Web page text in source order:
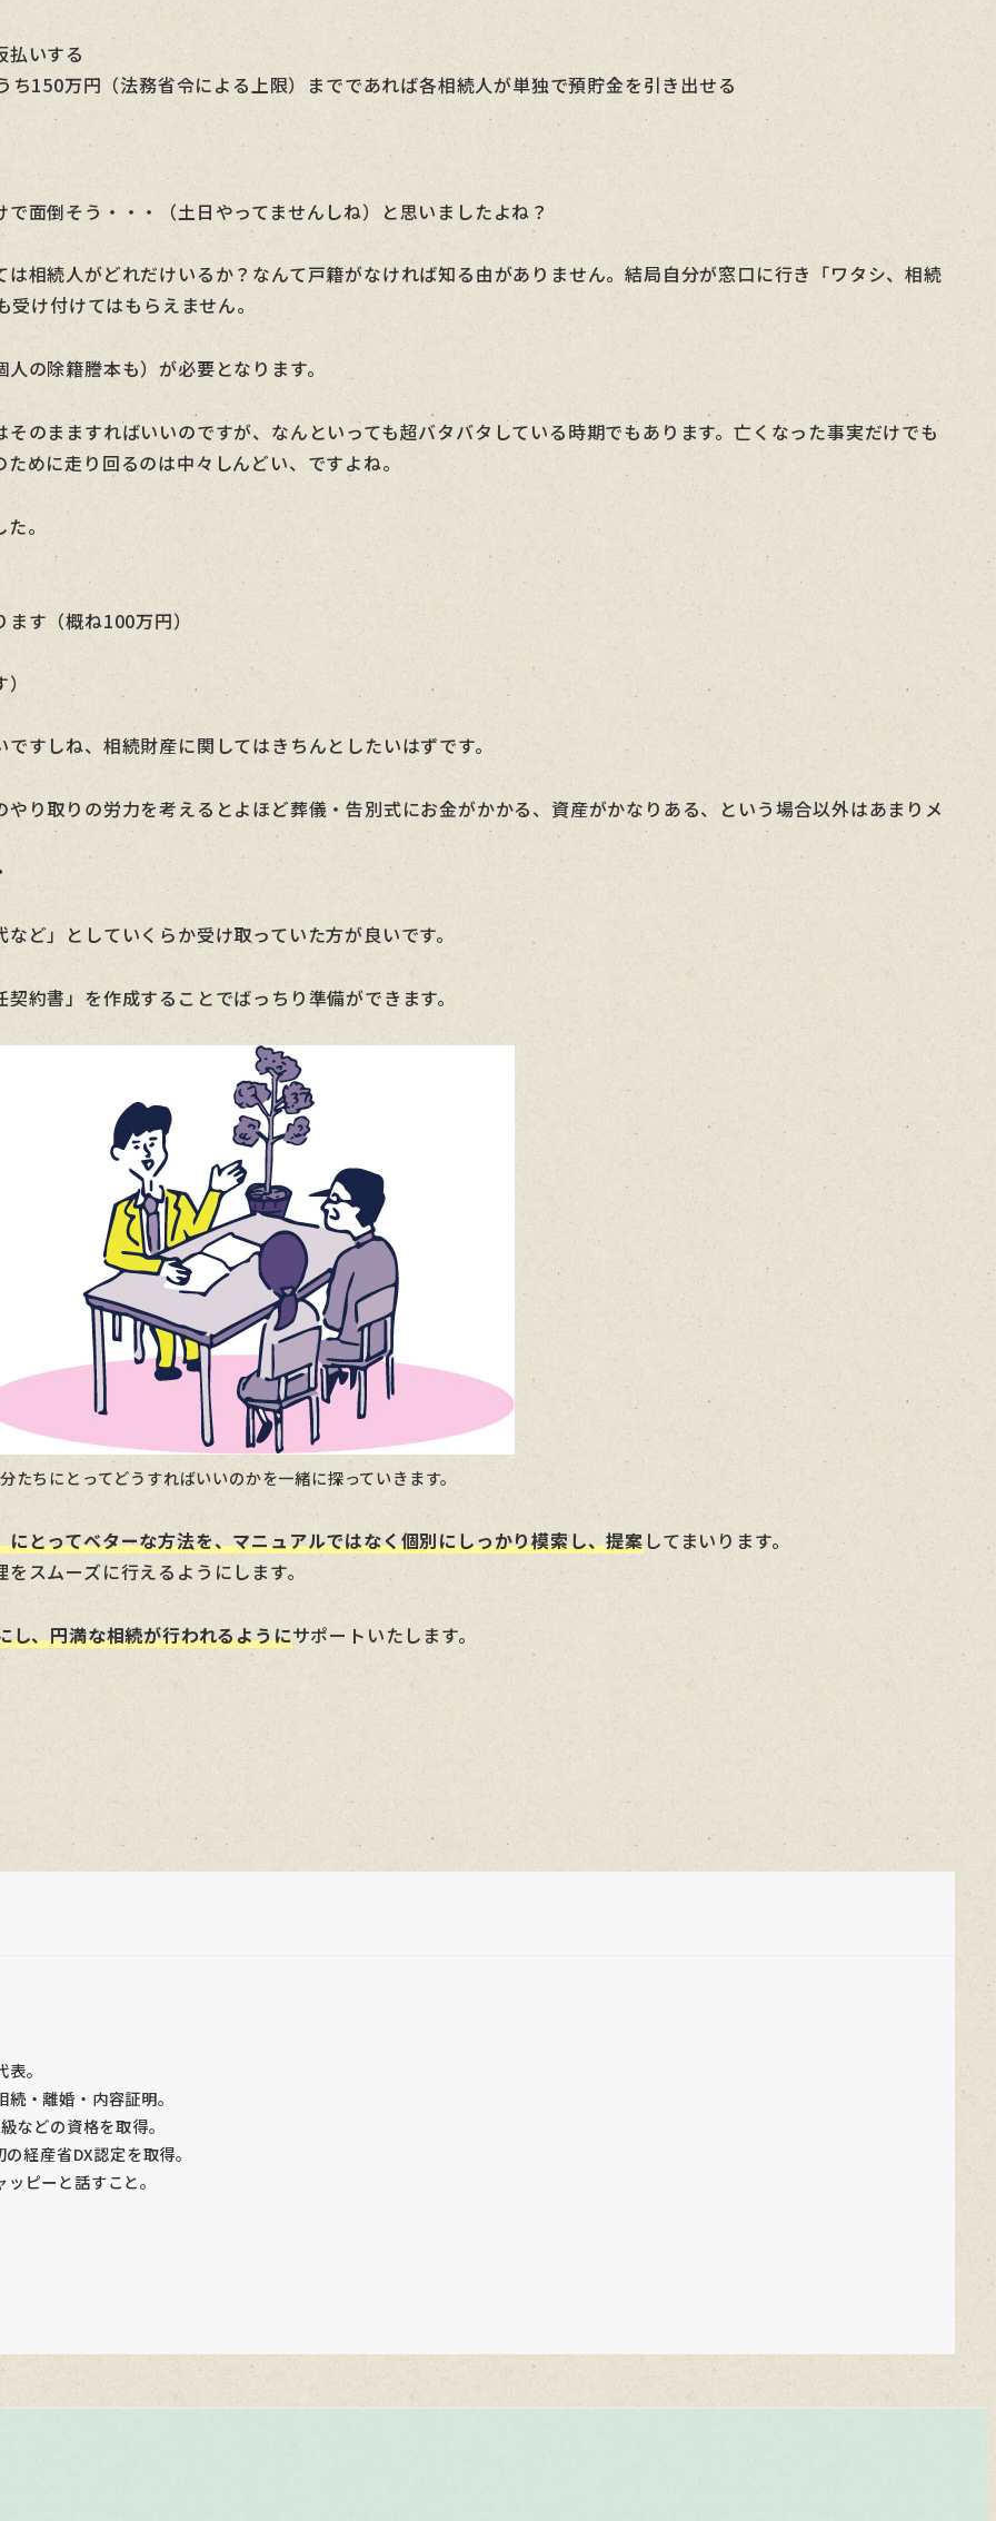
いする
150万円（法務省令による上限）までであれば各相続人が単独で預貯金を引き出せる
面倒そう・・・（土日やってませんしね）と思いましたよね？
相続人がどれだけいるか？なんて戸籍がなければ知る由がありません。結局自分が窓口に行き「ワタシ、相続
け付けてはもらえません。
の除籍謄本も）が必要となります。
のまますればいいのですが、なんといっても超バタバタしている時期でもあります。亡くなった事実だけでも
めに走り回るのは中々しんどい、ですよね。
。
す（概ね100万円）
すしね、相続財産に関してはきちんとしたいはずです。
り取りの労力を考えるとよほど葬儀・告別式にお金がかかる、資産がかなりある、という場合以外はあまりメ
ど」としていくらか受け取っていた方が良いです。
約書」を作成することでばっちり準備ができます。
たちにとってどうすればいいのかを一緒に探っていきます。
とってベターな方法を、マニュアルではなく個別にしっかり模索し、提案してまいります。
スムーズに行えるようにします。
し、円満な相続が行われるようにサポートいたします。
。
・離婚・内容証明。
などの資格を取得。
経産省DX認定を取得。
ピーと話すこと。